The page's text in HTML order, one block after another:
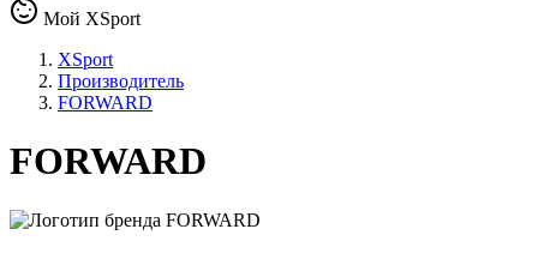
Мой XSport
XSport
Производитель
FORWARD
FORWARD